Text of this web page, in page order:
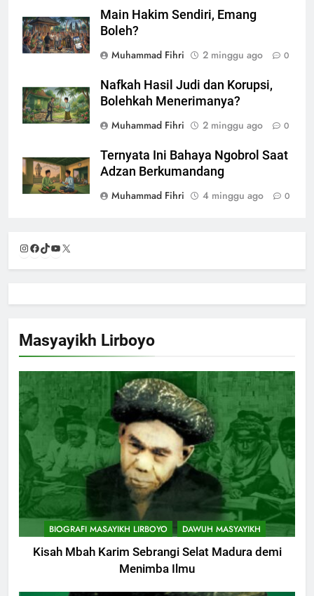
Main Hakim Sendiri, Emang
Boleh?
Muhammad Fihri
2 minggu ago 0
Nafkah Hasil Judi dan Korupsi,
Bolehkah Menerimanya?
Muhammad Fihri
2 minggu ago 0
Ternyata Ini Bahaya Ngobrol Saat
Adzan Berkumandang
Muhammad Fihri
4 minggu ago 0
Instagram
Facebook
TikTok
YouTube
Masyayikh Lirboyo
BIOGRAFI MASAYIKH LIRBOYO DAWUH MASYAYIKH
Kisah Mbah Karim Sebrangi Selat Madura demi
Menimba Ilmu